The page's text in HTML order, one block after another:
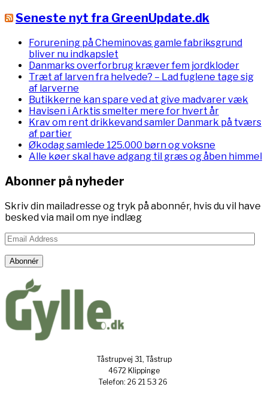
Seneste nyt fra GreenUpdate.dk
Forurening på Cheminovas gamle fabriksgrund
bliver nu indkapslet
Danmarks overforbrug kræver fem jordkloder
Træt af larven fra helvede? – Lad fuglene tage sig
af larverne
Butikkerne kan spare ved at give madvarer væk
Havisen i Arktis smelter mere for hvert år
Krav om rent drikkevand samler Danmark på tværs
af partier
Økodag samlede 125.000 børn og voksne
Alle køer skal have adgang til græs og åben himmel
Abonner på nyheder
Skriv din mailadresse og tryk på abonnér, hvis du vil have
besked via mail om nye indlæg
Email
Address
Abonnér
Tåstrupvej 31, Tåstrup
4672 Klippinge
Telefon: 26 21 53 26